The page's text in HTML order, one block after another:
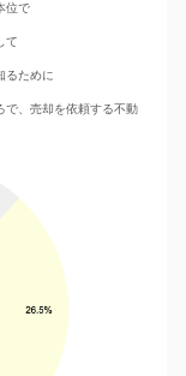
位で
て
るために
で、売却を依頼する不動